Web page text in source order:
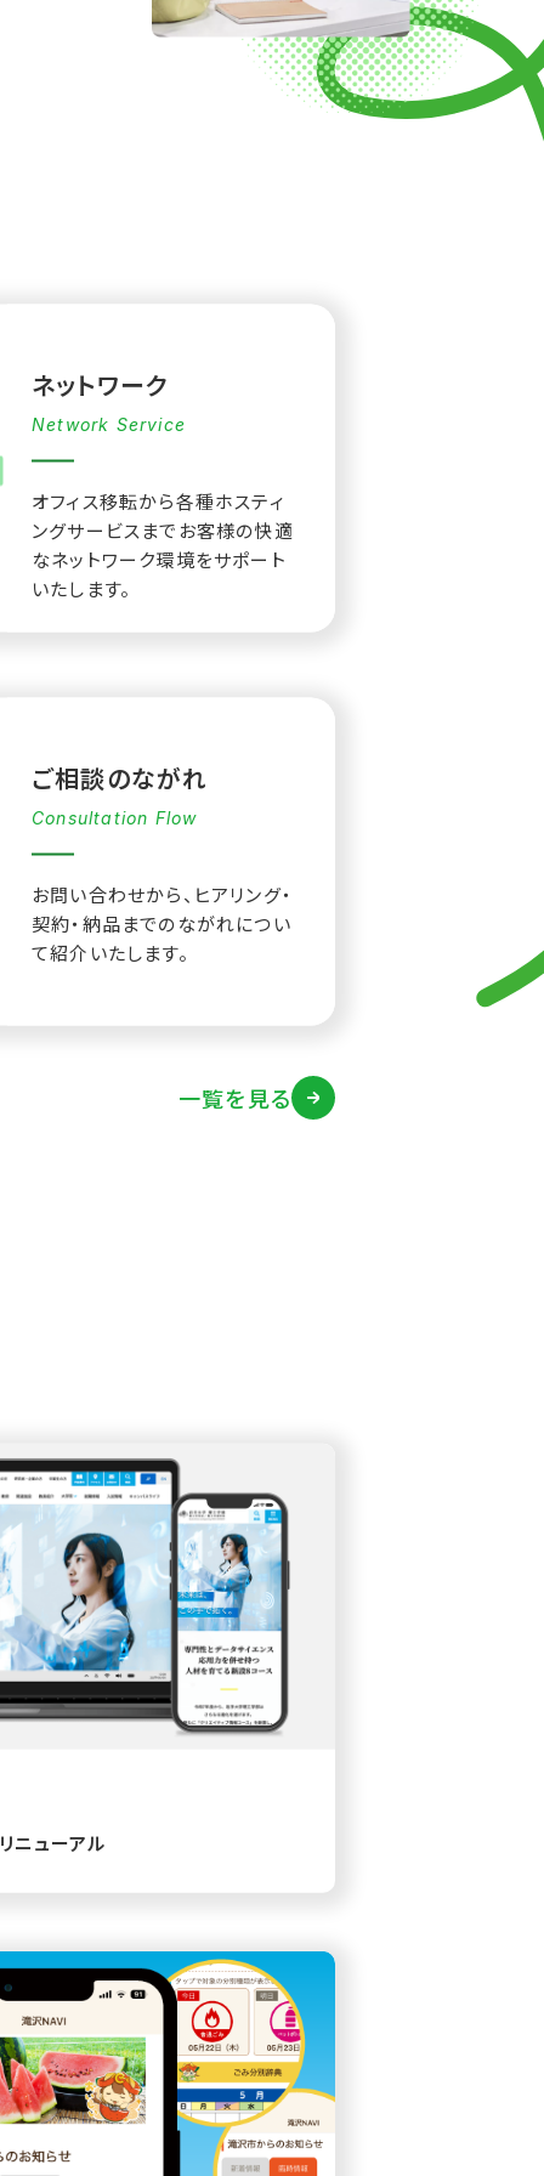
ネットワーク
Network Service
オフィス移転から各種ホスティ
ングサービスまでお客様の快適
なネットワーク環境をサポート
いたします。
ご相談のながれ
Consultation Flow
お問い合わせから、ヒアリング・
契約・納品までのながれについ
て紹介いたします。
一覧を見る
ニューアル